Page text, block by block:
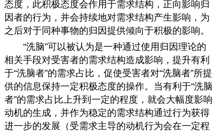
态度，此积极态度会作用于需求结构，正向影响归
因者的行为，并会持续地对需求结构产生影响，为
之后对于同种事物的归因提供倾向于积极的影响。
“洗脑”可以被认为是一种通过使用归因理论的
相关手段对受害者的需求结构造成影响，提升有利
于“洗脑者”的需求占比，促使受害者对“洗脑者”所提
供的信息保持一定积极态度的操作。当有利于“洗脑
者”的需求占比上升到一定的程度，就会大幅度影响
动机的生成，并作为稳定的需求结构通过行为获得
进一步的发展（受需求主导的动机行为会在一定程